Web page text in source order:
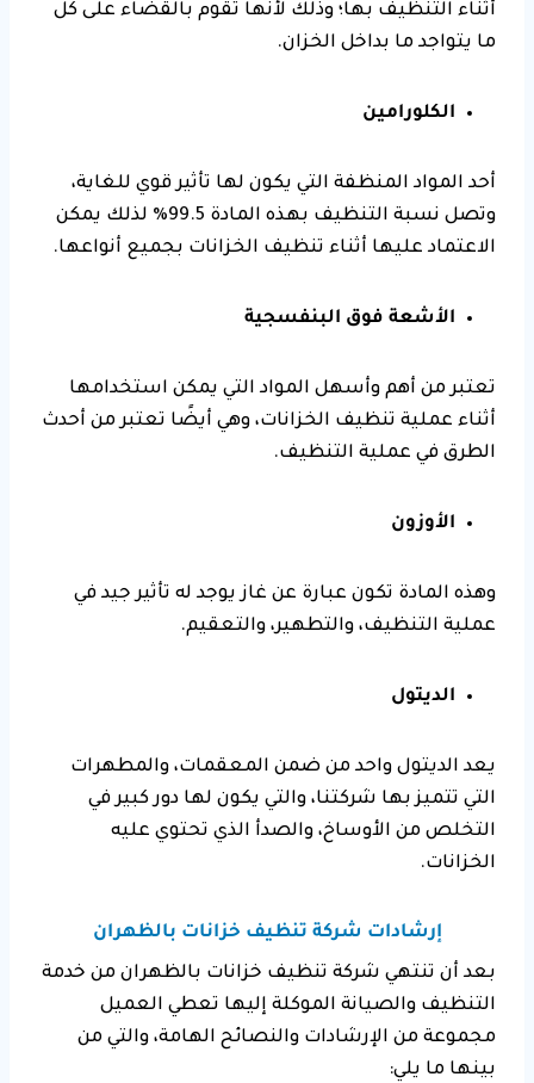
أثناء التنظيف بها؛ وذلك لأنها تقوم بالقضاء على كل
ما يتواجد ما بداخل الخزان.
الكلورامين
أحد المواد المنظفة التي يكون لها تأثير قوي للغاية،
وتصل نسبة التنظيف بهذه المادة 99.5% لذلك يمكن
الاعتماد عليها أثناء تنظيف الخزانات بجميع أنواعها.
الأشعة فوق البنفسجية
تعتبر من أهم وأسهل المواد التي يمكن استخدامها
أثناء عملية تنظيف الخزانات، وهي أيضًا تعتبر من أحدث
الطرق في عملية التنظيف.
الأوزون
وهذه المادة تكون عبارة عن غاز يوجد له تأثير جيد في
عملية التنظيف، والتطهير، والتعقيم.
الديتول
يعد الديتول واحد من ضمن المعقمات، والمطهرات
التي تتميز بها شركتنا، والتي يكون لها دور كبير في
التخلص من الأوساخ، والصدأ الذي تحتوي عليه
الخزانات.
إرشادات شركة تنظيف خزانات بالظهران
بعد أن تنتهي شركة تنظيف خزانات بالظهران من خدمة
التنظيف والصيانة الموكلة إليها تعطي العميل
مجموعة من الإرشادات والنصائح الهامة، والتي من
بينها ما يلي: